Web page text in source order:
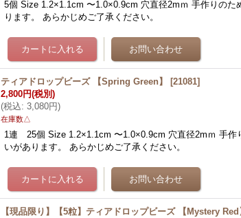
5個 Size 1.2×1.1cm 〜1.0×0.9cm 穴直径2mｍ 手作りのた
ります。 あらかじめご了承ください。
ティアドロップビーズ 【Spring Green】 [21081]
2,800円(税別)
(税込: 3,080円)
在庫数△
1連 25個 Size 1.2×1.1cm 〜1.0×0.9cm 穴直径2mｍ 手作
いがあります。 あらかじめご了承ください。
【現品限り】【5粒】ティアドロップビーズ 【Mystery Red